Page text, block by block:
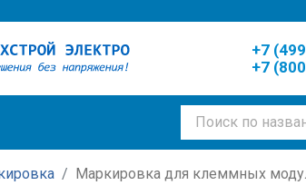
+7
+7
Маркировка для клеммных